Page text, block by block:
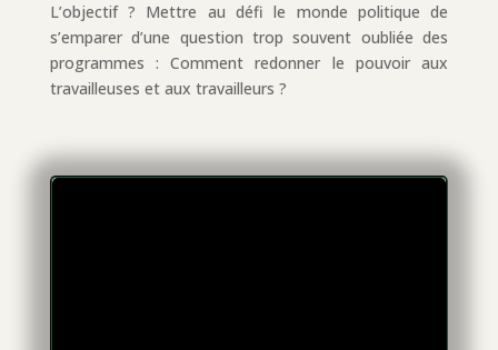
L’objectif ? Mettre au défi le monde politique de
s’emparer d’une question trop souvent oubliée des
programmes : Comment redonner le pouvoir aux
travailleuses et aux travailleurs ?